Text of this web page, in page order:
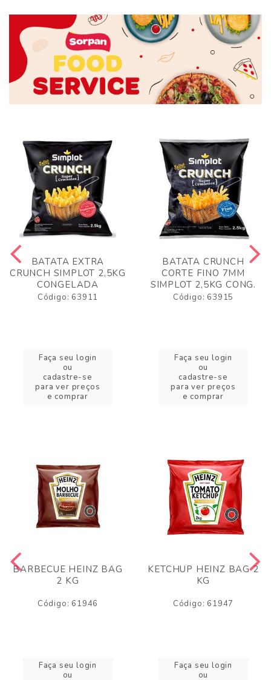
BATATA EXTRA
CRUNCH SIMPLOT 2,5KG
CONGELADA
Código: 63911
Faça seu login
ou
cadastre-se
para ver preços
e comprar
BATATA CRUNCH
CORTE FINO 7MM
SIMPLOT 2,5KG CONG.
Código: 63915
Faça seu login
ou
cadastre-se
para ver preços
e comprar
BARBECUE HEINZ BAG
2 KG
Código: 61946
Faça seu login
ou
KETCHUP HEINZ BAG 2
KG
Código: 61947
Faça seu login
ou